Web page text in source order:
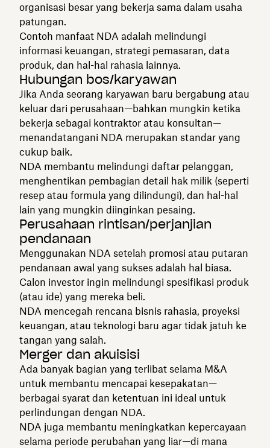
organisasi besar yang bekerja sama dalam usaha
patungan.
Contoh manfaat NDA adalah melindungi
informasi keuangan, strategi pemasaran, data
produk, dan hal-hal rahasia lainnya.
Hubungan bos/karyawan
Jika Anda seorang karyawan baru bergabung atau
keluar dari perusahaan—bahkan mungkin ketika
bekerja sebagai kontraktor atau konsultan—
menandatangani NDA merupakan standar yang
cukup baik.
NDA membantu melindungi daftar pelanggan,
menghentikan pembagian detail hak milik (seperti
resep atau formula yang dilindungi), dan hal-hal
lain yang mungkin diinginkan pesaing.
Perusahaan rintisan/perjanjian
pendanaan
Menggunakan NDA setelah promosi atau putaran
pendanaan awal yang sukses adalah hal biasa.
Calon investor ingin melindungi spesifikasi produk
(atau ide) yang mereka beli.
NDA mencegah rencana bisnis rahasia, proyeksi
keuangan, atau teknologi baru agar tidak jatuh ke
tangan yang salah.
Merger dan akuisisi
Ada banyak bagian yang terlibat selama M&A
untuk membantu mencapai kesepakatan—
berbagai syarat dan ketentuan ini ideal untuk
perlindungan dengan NDA.
NDA juga membantu meningkatkan kepercayaan
selama periode perubahan yang liar—di mana